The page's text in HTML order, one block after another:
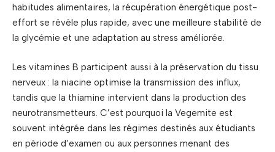
habitudes alimentaires, la récupération énergétique post-
effort se révèle plus rapide, avec une meilleure stabilité de
la glycémie et une adaptation au stress améliorée.
Les vitamines B participent aussi à la préservation du tissu
nerveux : la niacine optimise la transmission des influx,
tandis que la thiamine intervient dans la production des
neurotransmetteurs. C’est pourquoi la Vegemite est
souvent intégrée dans les régimes destinés aux étudiants
en période d’examen ou aux personnes menant des